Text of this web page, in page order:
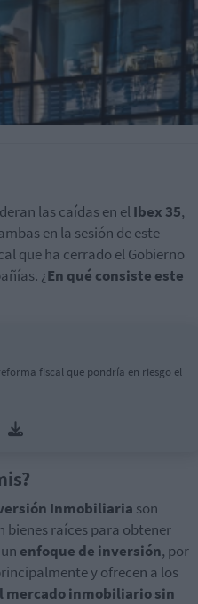
las caídas en elIbex 35,
en la sesión de este
que ha cerrado el Gobierno
¿En qué consiste este
fiscal que pondría en riesgo el
Inmobiliaria son
bienes raíces para obtener
enfoque de inversión, por
y ofrecen a los
mercado inmobiliario sin